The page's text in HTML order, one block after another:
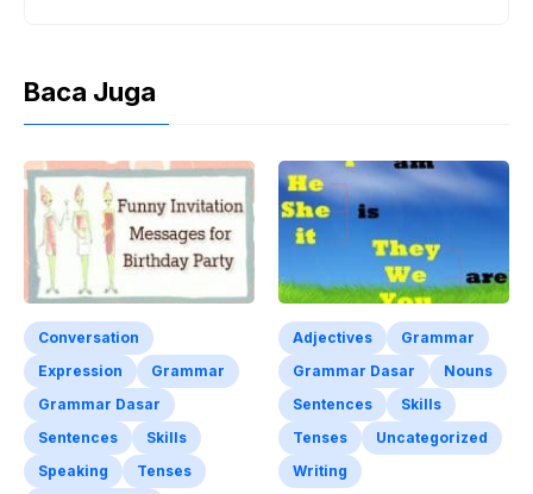
Baca Juga
Conversation
Expression
Grammar
Grammar Dasar
Sentences
Skills
Speaking
Tenses
Adjectives
Grammar
Grammar Dasar
Nouns
Sentences
Skills
Tenses
Uncategorized
Writing